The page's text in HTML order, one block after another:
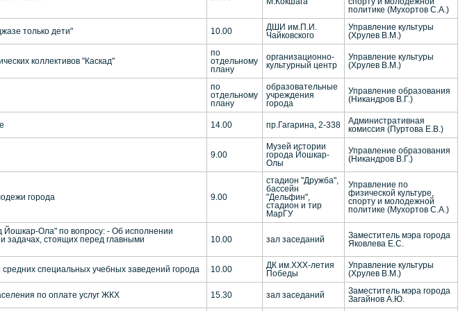
политике (Мухортов С.А.)
только дети" 10.00
ДШИ им.П.И.
Чайковского
Управление культуры
(Хрулев В.М.)
коллективов "Каскад"
по
отдельному
плану
организационно-
культурный центр
Управление культуры
(Хрулев В.М.)
по
отдельному
плану
образовательные
учреждения
города
Управление образования
(Никандров В.Г.)
14.00 пр.Гагарина, 2-338
Административная
комиссия (Пуртова Е.В.)
9.00
Музей истории
города Йошкар-
Олы
Управление образования
(Никандров В.Г.)
города 9.00
стадион "Дружба",
бассейн
"Дельфин",
стадион и тир
МарГУ
Управление по
физической культуре,
спорту и молодежной
политике (Мухортов С.А.)
Йошкар-Ола" по вопросу: - Об исполнении
задачах, стоящих перед главными
10.00 зал заседаний
Заместитель мэра города
Яковлева Е.С.
специальных учебных заведений города 10.00
ДК им.ХХХ-летия
Победы
Управление культуры
(Хрулев В.М.)
по оплате услуг ЖКХ 15.30 зал заседаний
Заместитель мэра города
Загайнов А.Ю.